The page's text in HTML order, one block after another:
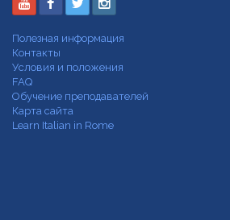
Полезная информация
Контакты
Условия и положения
FAQ
Обучение преподавателей
Карта сайта
Learn Italian in Rome